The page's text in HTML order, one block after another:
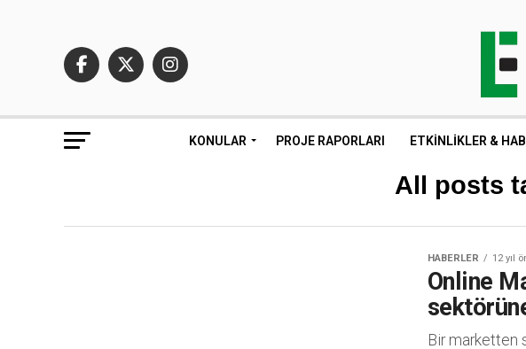
KONULAR PROJE RAPORLARI ETKINLIKLER &
All posts
HABERLER 12 yıl
Online
Bir marketten